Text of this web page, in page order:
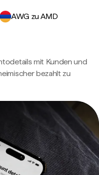
AWG zu AMD
mit Kunden und
bezahlt zu